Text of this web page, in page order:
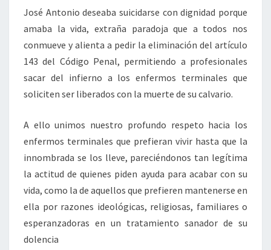
José Antonio deseaba suicidarse con dignidad porque
amaba la vida, extraña paradoja que a todos nos
conmueve y alienta a pedir la eliminación del artículo
143 del Código Penal, permitiendo a profesionales
sacar del infierno a los enfermos terminales que
soliciten ser liberados con la muerte de su calvario.
A ello unimos nuestro profundo respeto hacia los
enfermos terminales que prefieran vivir hasta que la
innombrada se los lleve, pareciéndonos tan legítima
la actitud de quienes piden ayuda para acabar con su
vida, como la de aquellos que prefieren mantenerse en
ella por razones ideológicas, religiosas, familiares o
esperanzadoras en un tratamiento sanador de su
dolencia